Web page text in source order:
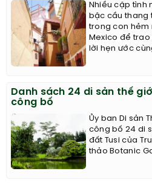
Nhiều cặp tình
bậc cầu thang
trong con hẻm
Mexico để
lời hẹn ước
Danh sách 24 di sản thế
công bố
Ủy ban Di sản
công bố 24 di
đất Tusi của
thảo Botanic